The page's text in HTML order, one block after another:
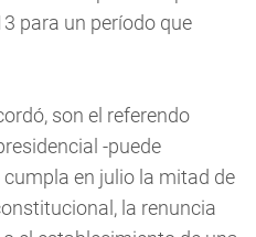
para un período que
son el referendo
-puede
en julio la mitad de
la renuncia